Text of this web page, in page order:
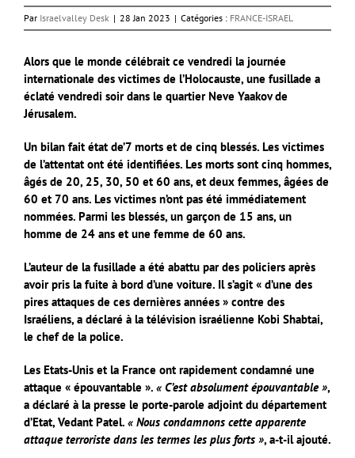
Par Israelvalley Desk | 28 Jan 2023 | Catégories : FRANCE-ISRAEL
Alors que le monde célébrait ce vendredi la journée
internationale des victimes de l’Holocauste, une fusillade a
éclaté vendredi soir dans le quartier Neve Yaakov de
Jérusalem.
Un bilan fait état de’7 morts et de cinq blessés. Les victimes
de l’attentat ont été identifiées. Les morts sont cinq hommes,
âgés de 20, 25, 30, 50 et 60 ans, et deux femmes, âgées de
60 et 70 ans. Les victimes n’ont pas été immédiatement
nommées. Parmi les blessés, un garçon de 15 ans, un
homme de 24 ans et une femme de 60 ans.
L’auteur de la fusillade a été abattu par des policiers après
avoir pris la fuite à bord d’une voiture. Il s’agit « d’une des
pires attaques de ces dernières années » contre des
Israéliens, a déclaré à la télévision israélienne Kobi Shabtai,
le chef de la police.
Les Etats-Unis et la France ont rapidement condamné une
attaque « épouvantable ». « C’est absolument épouvantable »,
a déclaré à la presse le porte-parole adjoint du département
d’Etat, Vedant Patel. « Nous condamnons cette apparente
attaque terroriste dans les termes les plus forts », a-t-il ajouté.